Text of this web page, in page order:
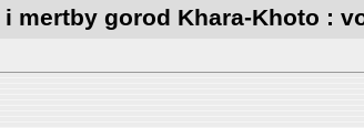
mertby gorod Khara-Khoto :